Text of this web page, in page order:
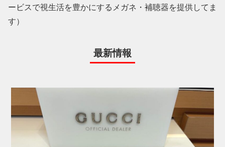
ービスで視生活を豊かにするメガネ・補聴器を提供してま
す）
最新情報